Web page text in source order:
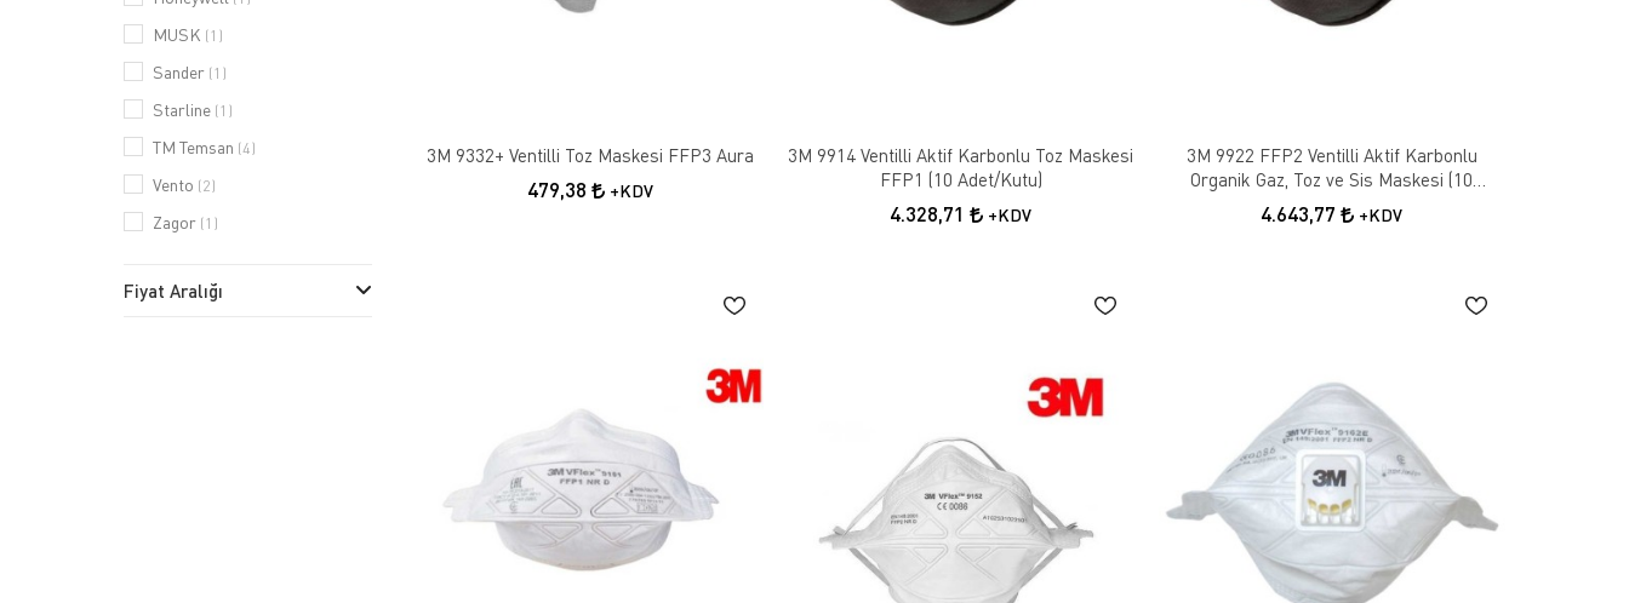
MUSK (1)
Sander (1)
Starline (1)
TM Temsan (4)
Vento (2)
Zagor (1)
Fiyat Aralığı
3M 9332+ Ventilli Toz Maskesi FFP3 Aura
479,38 +KDV
3M 9914 Ventilli Aktif Karbonlu Toz Maskesi
FFP1 (10 Adet/Kutu)
4.328,71 +KDV
3M 9922 FFP2 Ventilli Aktif Karbonlu
Organik Gaz, Toz ve Sis Maskesi (10
Adet/Kutu)
4.643,77 +KDV